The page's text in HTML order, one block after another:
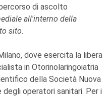
di ascolto
all'interno della
sito.
dove esercita la libera
in Otorinolaringoiatria
della Società Nuova
operatori sanitari. Per i